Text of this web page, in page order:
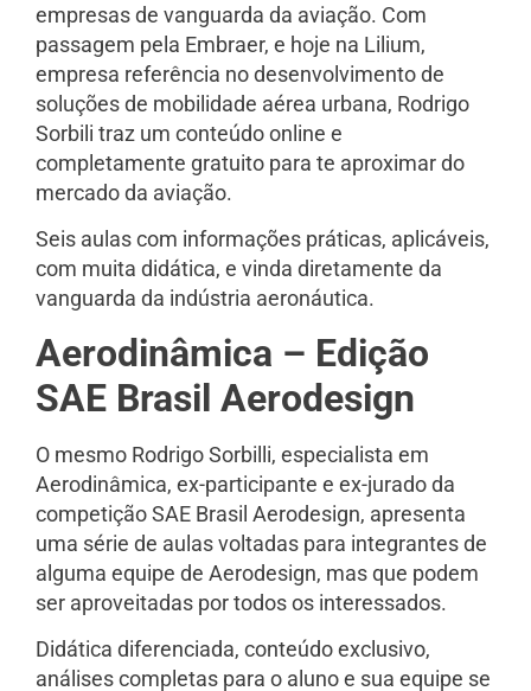
empresas de vanguarda da aviação. Com
passagem pela Embraer, e hoje na Lilium,
empresa referência no desenvolvimento de
soluções de mobilidade aérea urbana, Rodrigo
Sorbili traz um conteúdo online e
completamente gratuito para te aproximar do
mercado da aviação.
Seis aulas com informações práticas, aplicáveis,
com muita didática, e vinda diretamente da
vanguarda da indústria aeronáutica.
Aerodinâmica – Edição
SAE Brasil Aerodesign
O mesmo Rodrigo Sorbilli, especialista em
Aerodinâmica, ex-participante e ex-jurado da
competição SAE Brasil Aerodesign, apresenta
uma série de aulas voltadas para integrantes de
alguma equipe de Aerodesign, mas que podem
ser aproveitadas por todos os interessados.
Didática diferenciada, conteúdo exclusivo,
análises completas para o aluno e sua equipe se